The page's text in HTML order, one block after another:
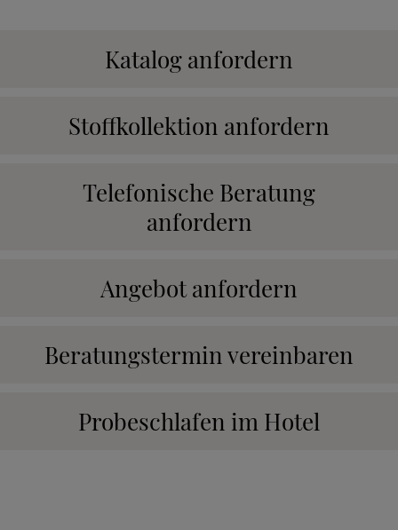
Katalog anfordern
Stoffkollektion anfordern
Telefonische Beratung
anfordern
Angebot anfordern
Beratungstermin vereinbaren
Probeschlafen im Hotel